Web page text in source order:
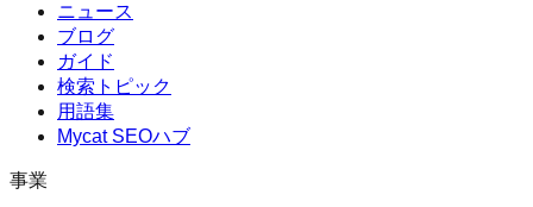
ニュース
ブログ
ガイド
検索トピック
用語集
Mycat SEOハブ
事業